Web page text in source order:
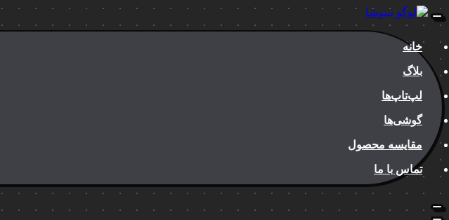
خانه
بلاگ
لپ‌تاپ‌ها
گوشی‌ها
مقایسه محصول
تماس با ما